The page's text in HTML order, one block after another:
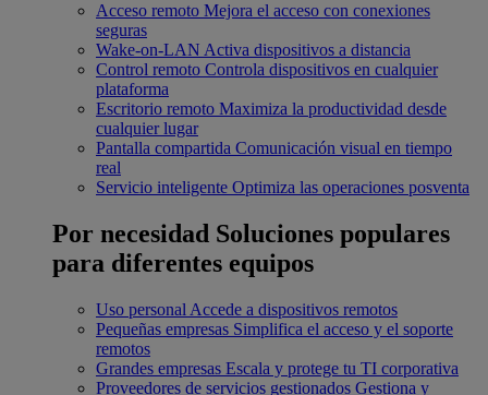
Acceso remoto Mejora el acceso con conexiones
seguras
Wake-on-LAN Activa dispositivos a distancia
Control remoto Controla dispositivos en cualquier
plataforma
Escritorio remoto Maximiza la productividad desde
cualquier lugar
Pantalla compartida Comunicación visual en tiempo
real
Servicio inteligente Optimiza las operaciones posventa
Por necesidad Soluciones populares
para diferentes equipos
Uso personal Accede a dispositivos remotos
Pequeñas empresas Simplifica el acceso y el soporte
remotos
Grandes empresas Escala y protege tu TI corporativa
Proveedores de servicios gestionados Gestiona y